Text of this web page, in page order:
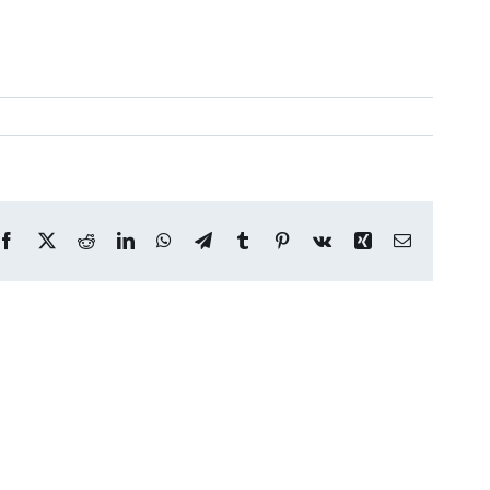
Facebook
X RedditLinkedInWhatsApp
TelegramTumblr Pinterest
Vk Xing Correo